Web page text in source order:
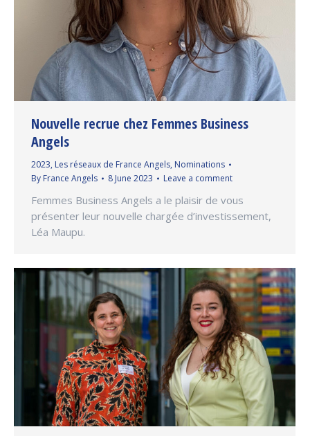
Nouvelle recrue chez Femmes Business
Angels
2023, Les réseaux de France Angels, Nominations
By France Angels 8 June 2023 Leave a comment
Femmes Business Angels a le plaisir de vous
présenter leur nouvelle chargée d’investissement,
Léa Maupu.